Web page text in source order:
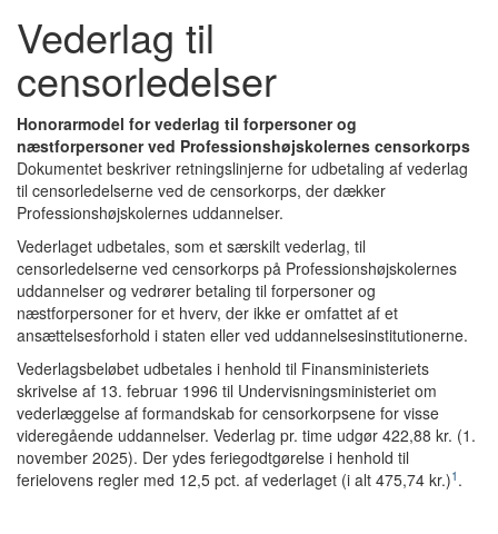
Vederlag til
censorledelser
Honorarmodel for vederlag til forpersoner og
næstforpersoner ved Professionshøjskolernes censorkorps
Dokumentet beskriver retningslinjerne for udbetaling af vederlag
til censorledelserne ved de censorkorps, der dækker
Professionshøjskolernes uddannelser.
Vederlaget udbetales, som et særskilt vederlag, til
censorledelserne ved censorkorps på Professionshøjskolernes
uddannelser og vedrører betaling til forpersoner og
næstforpersoner for et hverv, der ikke er omfattet af et
ansættelsesforhold i staten eller ved uddannelsesinstitutionerne.
Vederlagsbeløbet udbetales i henhold til Finansministeriets
skrivelse af 13. februar 1996 til Undervisningsministeriet om
vederlæggelse af formandskab for censorkorpsene for visse
videregående uddannelser. Vederlag pr. time udgør 422,88 kr. (1.
november 2025). Der ydes feriegodtgørelse i henhold til
ferielovens regler med 12,5 pct. af vederlaget (i alt 475,74 kr.)1 .